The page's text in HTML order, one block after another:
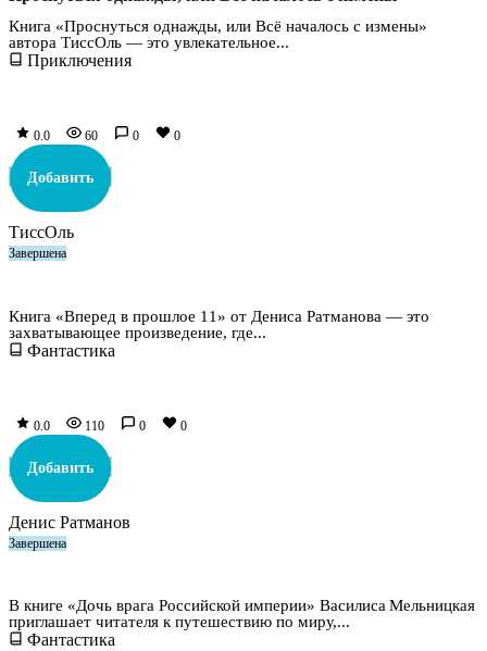
Книга «Проснуться однажды, или Всё началось с измены»
автора ТиссОль — это увлекательное...
Приключения
0.0 60 0 0
Добавить
ТиссОль
Завершена
Книга «Вперед в прошлое 11» от Дениса Ратманова — это
захватывающее произведение, где...
Фантастика
0.0 110 0 0
Добавить
Денис Ратманов
Завершена
В книге «Дочь врага Российской империи» Василиса Мельницкая
приглашает читателя к путешествию по миру,...
Фантастика